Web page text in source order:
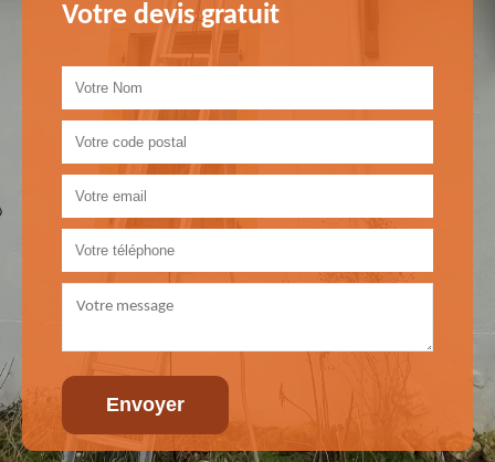
Votre devis gratuit